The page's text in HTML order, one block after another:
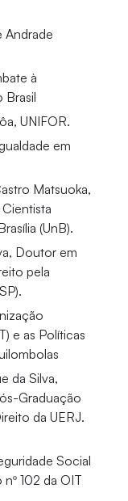
Andrade
à
Brasil
UNIFOR.
em
Matsuoka,
(UnB).
Doutor em
pela
e as Políticas
da Silva,
Graduação
da UERJ.
Social
102 da OIT